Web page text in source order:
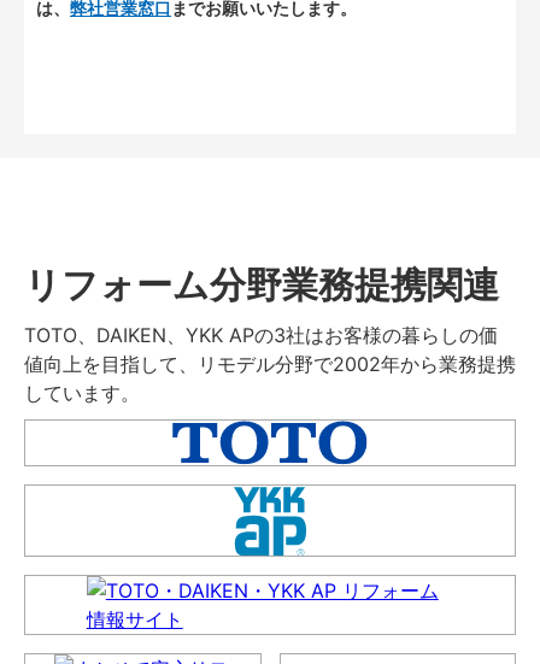
は、 弊社営業窓口 までお願いいたします。
リフォーム分野業務提携関連
TOTO、DAIKEN、YKK APの3社はお客様の暮らしの価
値向上を目指して、リモデル分野で2002年から業務提携
しています。